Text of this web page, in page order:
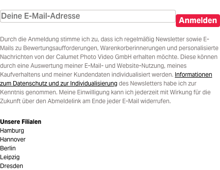
Anmelden
Durch die Anmeldung stimme ich zu, dass ich regelmäßig Newsletter sowie E-
Mails zu Bewertungsaufforderungen, Warenkorberinnerungen und personalisierte
Nachrichten von der Calumet Photo Video GmbH erhalten möchte. Diese können
durch eine Auswertung meiner E-Mail- und Website-Nutzung, meines
Kaufverhaltens und meiner Kundendaten individualisiert werden. Informationen
zum Datenschutz und zur Individualisierung des Newsletters habe ich zur
Kenntnis genommen. Meine Einwilligung kann ich jederzeit mit Wirkung für die
Zukunft über den Abmeldelink am Ende jeder E-Mail widerrufen.
Unsere Filialen
Hamburg
Hannover
Berlin
Leipzig
Dresden